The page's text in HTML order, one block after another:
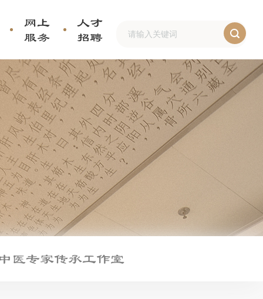
网上
服务
人才
招聘
医专家传承工作室